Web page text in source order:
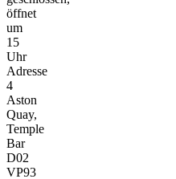
öffnet
um
15
Uhr
Adresse
4
Aston
Quay,
Temple
Bar
D02
VP93